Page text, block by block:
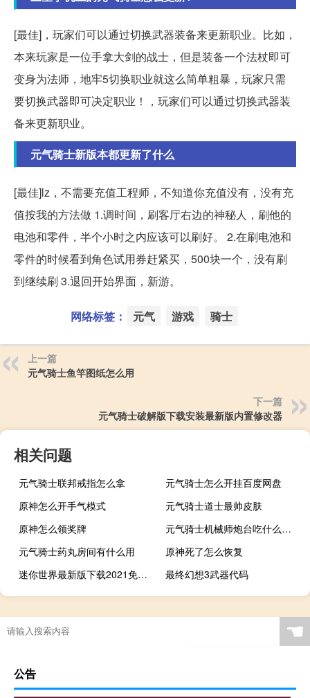
[最佳]，玩家们可以通过切换武器装备来更新职业。比如，
本来玩家是一位手拿大剑的战士，但是装备一个法杖即可
变身为法师，地牢5切换职业就这么简单粗暴，玩家只需
要切换武器即可决定职业！，玩家们可以通过切换武器装
备来更新职业。
元气骑士新版本都更新了什么
[最佳]lz，不需要充值工程师，不知道你充值没有，没有充
值按我的方法做 1.调时间，刷客厅右边的神秘人，刷他的
电池和零件，半个小时之内应该可以刷好。 2.在刷电池和
零件的时候看到角色试用券赶紧买，500块一个，没有刷
到继续刷 3.退回开始界面，新游。
网络标签： 元气 游戏 骑士
上一篇
元气骑士鱼竿图纸怎么用
下一篇
元气骑士破解版下载安装最新版内置修改器
相关问题
元气骑士联邦戒指怎么拿
元气骑士怎么开挂百度网盘
原神怎么开手气模式
元气骑士道士最帅皮肤
原神怎么领奖牌
元气骑士机械师炮台吃什么加成
元气骑士药丸房间有什么用
原神死了怎么恢复
迷你世界最新版下载2021免费下载不用登录
最终幻想3武器代码
☚
公告